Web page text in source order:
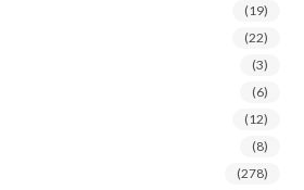
(19)
(22)
(3)
(6)
(12)
(8)
(278)